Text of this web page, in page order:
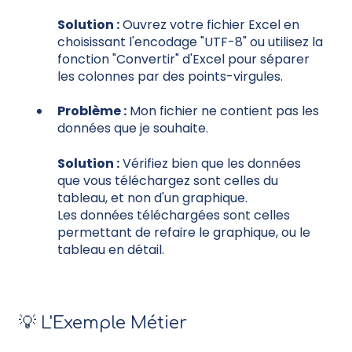
Solution :Ouvrez votre fichier Excel en
choisissant l'encodage "UTF-8" ou utilisez la
fonction "Convertir" d'Excel pour séparer
les colonnes par des points-virgules.
Problème : Mon fichier ne contient pas les
données que je souhaite.
Solution :Vérifiez bien que les données
que vous téléchargez sont celles du
tableau, et non d'un graphique.
Les données téléchargées sont celles
permettant de refaire le graphique, ou le
tableau en détail.
💡 L'Exemple Métier